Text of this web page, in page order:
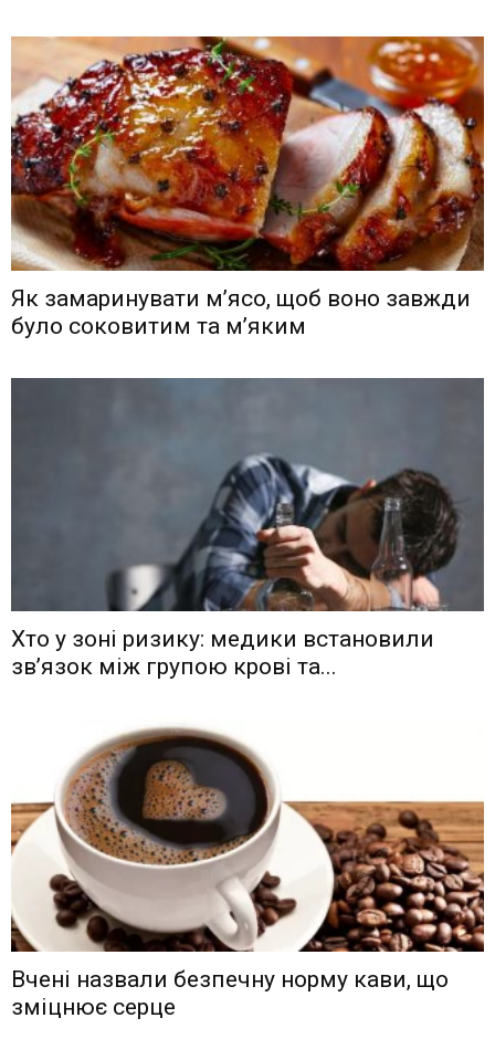
Як замаринувати м’ясо, щоб воно завжди
було соковитим та м’яким
Хто у зоні ризику: медики встановили
зв’язок між групою крові та...
Вчені назвали безпечну норму кави, що
зміцнює серце